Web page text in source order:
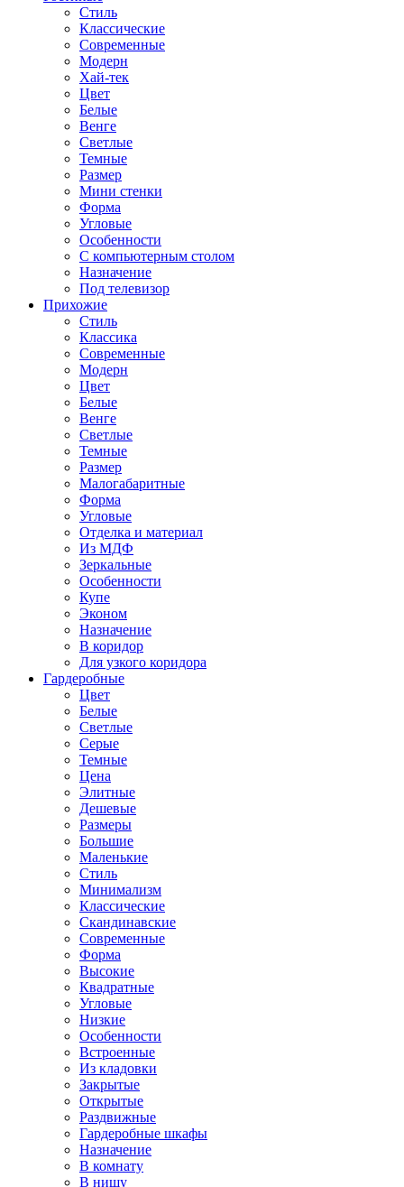
Стиль
Классические
Современные
Модерн
Хай-тек
Цвет
Белые
Венге
Светлые
Темные
Размер
Мини стенки
Форма
Угловые
Особенности
С компьютерным столом
Назначение
Под телевизор
Прихожие
Стиль
Классика
Современные
Модерн
Цвет
Белые
Венге
Светлые
Темные
Размер
Малогабаритные
Форма
Угловые
Отделка и материал
Из МДФ
Зеркальные
Особенности
Купе
Эконом
Назначение
В коридор
Для узкого коридора
Гардеробные
Цвет
Белые
Светлые
Серые
Темные
Цена
Элитные
Дешевые
Размеры
Большие
Маленькие
Стиль
Минимализм
Классические
Скандинавские
Современные
Форма
Высокие
Квадратные
Угловые
Низкие
Особенности
Встроенные
Из кладовки
Закрытые
Открытые
Раздвижные
Гардеробные шкафы
Назначение
В комнату
В нишу